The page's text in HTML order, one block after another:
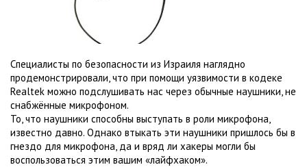
Специалисты по безопасности из Израиля наглядно
продемонстрировали, что при помощи уязвимости в кодеке
Realtek можно подслушивать нас через обычные наушники, не
снабжённые микрофоном.
То, что наушники способны выступать в роли микрофона,
известно давно. Однако втыкать эти наушники пришлось бы в
гнездо для микрофона, да и вряд ли хакеры могли бы
воспользоваться этим вашим «лайфхаком».